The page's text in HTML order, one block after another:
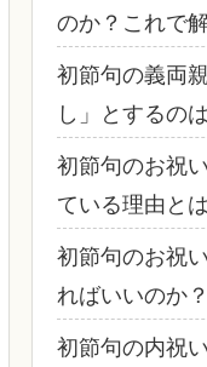
のか？これで
初節句の義両
し」とするの
初節句のお祝
ている理由と
初節句のお祝
ればいいのか？
初節句の内祝